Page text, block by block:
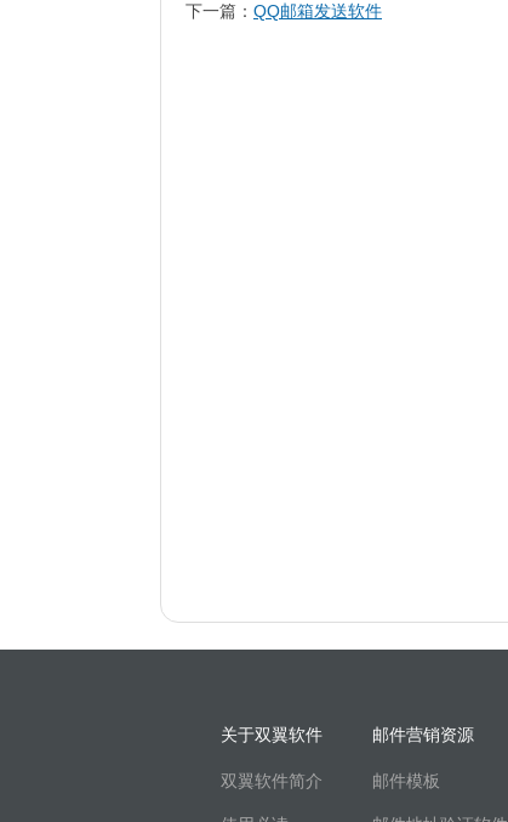
下一篇： QQ邮箱发送软件
关于双翼软件
双翼软件简介
邮件营销资源
邮件模板